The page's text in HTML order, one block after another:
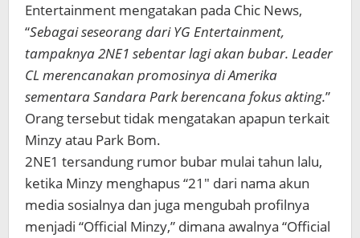
Entertainment mengatakan pada Chic News,
“Sebagai seseorang dari YG Entertainment,
tampaknya 2NE1 sebentar lagi akan bubar. Leader
CL merencanakan promosinya di Amerika
sementara Sandara Park berencana fokus akting.”
Orang tersebut tidak mengatakan apapun terkait
Minzy atau Park Bom.
2NE1 tersandung rumor bubar mulai tahun lalu,
ketika Minzy menghapus “21″ dari nama akun
media sosialnya dan juga mengubah profilnya
menjadi “Official Minzy,” dimana awalnya “Official